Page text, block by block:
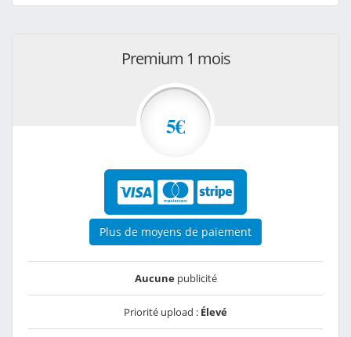
Premium 1 mois
5€
Plus de moyens de paiement
Aucunepublicité
Priorité upload : Élevé